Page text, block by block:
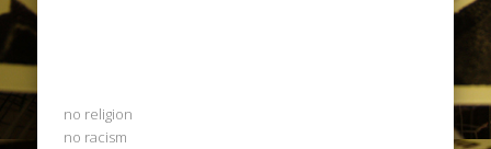
no religion
no racism